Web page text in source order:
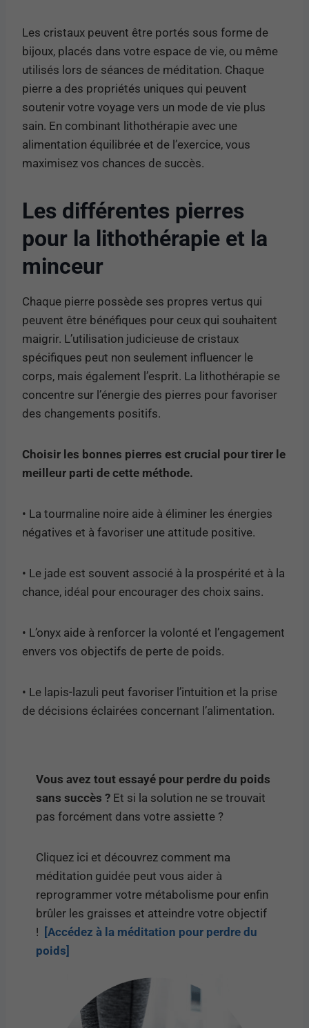
Les cristaux peuvent être portés sous forme de
bijoux, placés dans votre espace de vie, ou même
utilisés lors de séances de méditation. Chaque
pierre a des propriétés uniques qui peuvent
soutenir votre voyage vers un mode de vie plus
sain. En combinant lithothérapie avec une
alimentation équilibrée et de l’exercice, vous
maximisez vos chances de succès.
Les différentes pierres
pour la lithothérapie et la
minceur
Chaque pierre possède ses propres vertus qui
peuvent être bénéfiques pour ceux qui souhaitent
maigrir. L’utilisation judicieuse de cristaux
spécifiques peut non seulement influencer le
corps, mais également l’esprit. La lithothérapie se
concentre sur l’énergie des pierres pour favoriser
des changements positifs.
Choisir les bonnes pierres est crucial pour tirer le
meilleur parti de cette méthode.
• La tourmaline noire aide à éliminer les énergies
négatives et à favoriser une attitude positive.
• Le jade est souvent associé à la prospérité et à la
chance, idéal pour encourager des choix sains.
• L’onyx aide à renforcer la volonté et l’engagement
envers vos objectifs de perte de poids.
• Le lapis-lazuli peut favoriser l’intuition et la prise
de décisions éclairées concernant l’alimentation.
Vous avez tout essayé pour perdre du poids
sans succès ? Et si la solution ne se trouvait
pas forcément dans votre assiette ?
Cliquez ici et découvrez comment ma
méditation guidée peut vous aider à
reprogrammer votre métabolisme pour enfin
brûler les graisses et atteindre votre objectif
! [Accédez à la méditation pour perdre du
poids]